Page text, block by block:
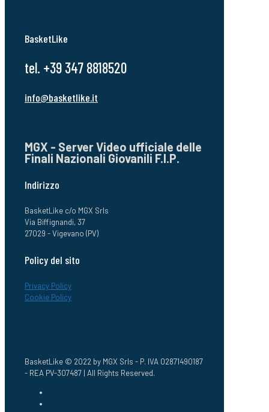
BasketLike
tel. +39 347 8818520
info@basketlike.it
MGX - Server Video ufficiale delle
Finali Nazionali Giovanili F.I.P.
Indirizzo
BasketLike c/o MGX Srls
Via Biffignandi, 37
27029 - Vigevano (PV)
Policy del sito
Privacy Policy
Cookie Policy
BasketLike © 2022 by MGX Srls - P. IVA 02871490187
- REA PV-307487 | All Rights Reserved.